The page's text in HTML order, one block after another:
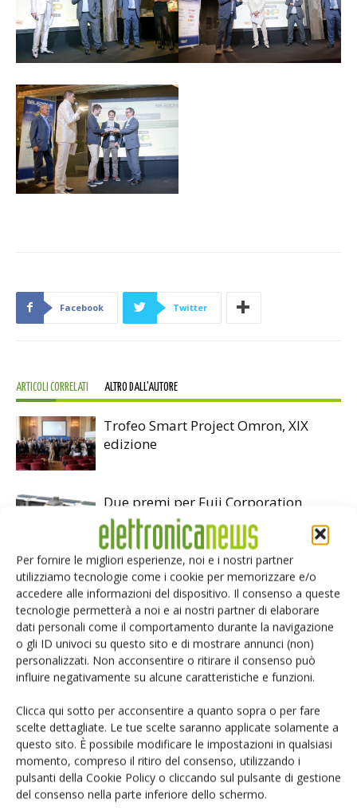
Per fornire le migliori esperienze, noi e i nostri partner
utilizziamo tecnologie come i cookie per memorizzare e/o
accedere alle informazioni del dispositivo. Il consenso a queste
tecnologie permetterà a noi e ai nostri partner di elaborare
dati personali come il comportamento durante la navigazione
o gli ID univoci su questo sito e di mostrare annunci (non)
personalizzati. Non acconsentire o ritirare il consenso può
influire negativamente su alcune caratteristiche e funzioni.
Clicca qui sotto per acconsentire a quanto sopra o per fare
scelte dettagliate. Le tue scelte saranno applicate solamente a
questo sito. È possibile modificare le impostazioni in qualsiasi
momento, compreso il ritiro del consenso, utilizzando i
pulsanti della Cookie Policy o cliccando sul pulsante di gestione
del consenso nella parte inferiore dello schermo.
Facebook Twitter
ARTICOLI CORRELATI ALTRO DALL'AUTORE
Trofeo Smart Project Omron, XIX
edizione
Due premi per Fuji Corporation
DigiKey premiata dall’EDS
Leadership Summit 2025
LASCIA UN COMMENTO